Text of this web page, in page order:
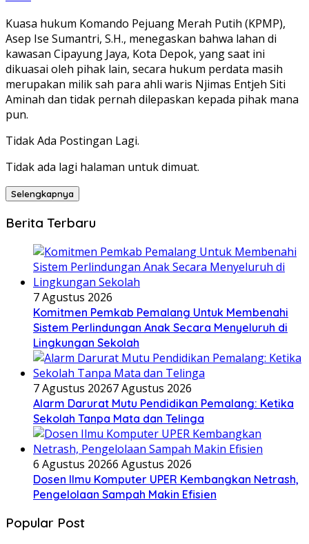
Kuasa hukum Komando Pejuang Merah Putih (KPMP),
Asep Ise Sumantri, S.H., menegaskan bahwa lahan di
kawasan Cipayung Jaya, Kota Depok, yang saat ini
dikuasai oleh pihak lain, secara hukum perdata masih
merupakan milik sah para ahli waris Njimas Entjeh Siti
Aminah dan tidak pernah dilepaskan kepada pihak mana
pun.
Tidak Ada Postingan Lagi.
Tidak ada lagi halaman untuk dimuat.
Selengkapnya
Berita Terbaru
7 Agustus 2026
Komitmen Pemkab Pemalang Untuk Membenahi
Sistem Perlindungan Anak Secara Menyeluruh di
Lingkungan Sekolah
7 Agustus 20267 Agustus 2026
Alarm Darurat Mutu Pendidikan Pemalang: Ketika
Sekolah Tanpa Mata dan Telinga
6 Agustus 20266 Agustus 2026
Dosen Ilmu Komputer UPER Kembangkan Netrash,
Pengelolaan Sampah Makin Efisien
Popular Post